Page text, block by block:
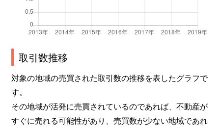
取引数推移
対象の地域の売買された取引数の推移を表したグラフで
す。
その地域が活発に売買されているのであれば、不動産が
すぐに売れる可能性があり、売買数が少ない地域であれ